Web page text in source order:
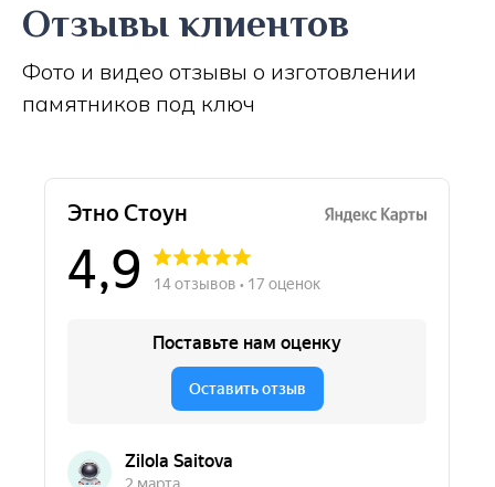
Отзывы клиентов
Фото и видео отзывы о изготовлении
памятников под ключ